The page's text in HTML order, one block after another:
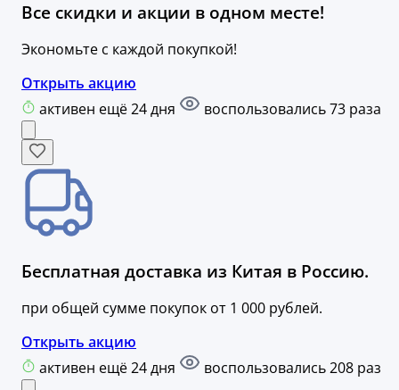
Все скидки и акции в одном месте!
Экономьте с каждой покупкой!
Открыть акцию
активен ещё 24 дня
воспользовались 73 раза
Бесплатная доставка из Китая в Россию.
при общей сумме покупок от 1 000 рублей.
Открыть акцию
активен ещё 24 дня
воспользовались 208 раз